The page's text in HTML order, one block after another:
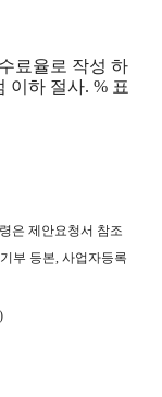
료율로 작성 하
이하 절사. % 표
은 제안요청서 참조
부 등본, 사업자등록